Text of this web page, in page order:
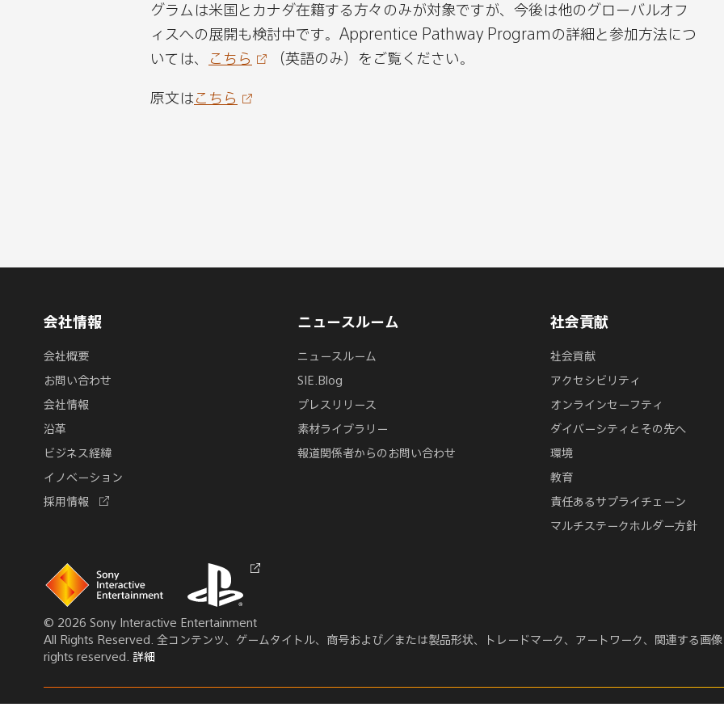
グラムは米国とカナダ在籍する方々のみが対象ですが、今後は他のグローバルオフ
ィスへの展開も検討中です。Apprentice Pathway Programの詳細と参加方法につ
いては、
こちら （英語のみ）をご覧ください。
原文はこちら
会社情報
会社概要
お問い合わせ
会社情報
沿革
ビジネス経緯
イノベーション
採用情報
新
ブ
で
開
く
ニュースルーム
ニュースルーム
SIE.Blog
プレスリリース
素材ライブラリー
報道関係者からのお問い合わせ
社会貢献
社会貢献
アクセシビリティ
オンラインセーフティ
ダイバーシティとその先へ
環境
教育
責任あるサプライチェーン
マルチステークホルダー方針
Links
to
homepage
Links
to
PlayStation.com
し
い
タ
ブ
く
© 2026 Sony Interactive Entertainment
All Rights Reserved. 全コンテンツ、ゲームタイトル、商号および／または製品形状、トレードマーク、アートワーク、関連する画
rights reserved. 詳細
ホ